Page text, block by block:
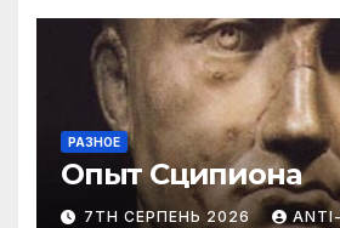
РАЗНОЕ
Опыт Сципиона
7TH СЕРПЕНЬ 2026